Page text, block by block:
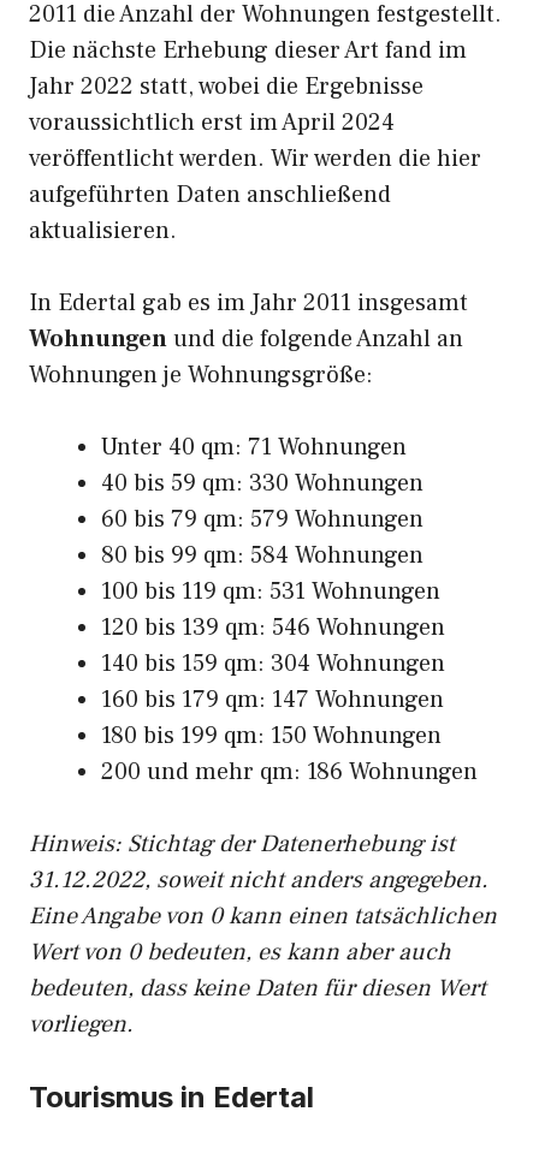
2011 die Anzahl der Wohnungen festgestellt.
Die nächste Erhebung dieser Art fand im
Jahr 2022 statt, wobei die Ergebnisse
voraussichtlich erst im April 2024
veröffentlicht werden. Wir werden die hier
aufgeführten Daten anschließend
aktualisieren.
In Edertal gab es im Jahr 2011 insgesamt
Wohnungenund die folgende Anzahl an
Wohnungen je Wohnungsgröße:
Unter 40 qm: 71 Wohnungen
40 bis 59 qm: 330 Wohnungen
60 bis 79 qm: 579 Wohnungen
80 bis 99 qm: 584 Wohnungen
100 bis 119 qm: 531 Wohnungen
120 bis 139 qm: 546 Wohnungen
140 bis 159 qm: 304 Wohnungen
160 bis 179 qm: 147 Wohnungen
180 bis 199 qm: 150 Wohnungen
200 und mehr qm: 186 Wohnungen
Hinweis: Stichtag der Datenerhebung ist
31.12.2022, soweit nicht anders angegeben.
Eine Angabe von 0 kann einen tatsächlichen
Wert von 0 bedeuten, es kann aber auch
bedeuten, dass keine Daten für diesen Wert
vorliegen.
Tourismus in Edertal